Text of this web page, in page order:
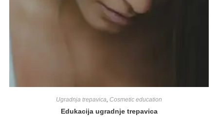
Ugradnja trepavica Cosmetic education
Edukacija ugradnje trepavica